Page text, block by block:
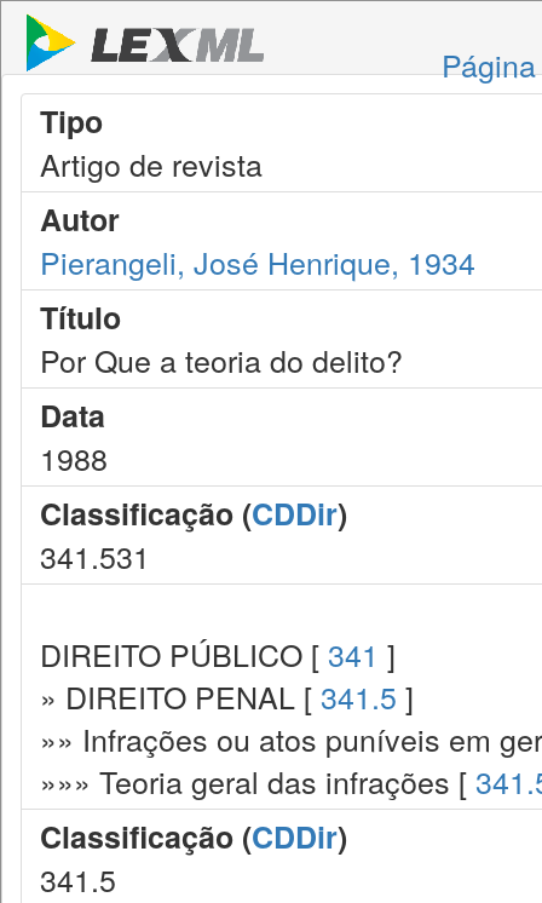
Tipo
Artigo de revista
Autor
Pierangeli, José Henrique, 1934
Título
Por Que a teoria do delito?
Data
1988
Classificação (CDDir)
341.531
DIREITO PÚBLICO [ 341 ]
» DIREITO PENAL [ 341.5 ]
»» Infrações ou atos puníveis em
»»» Teoria geral das infrações [
Classificação (CDDir)
341.5